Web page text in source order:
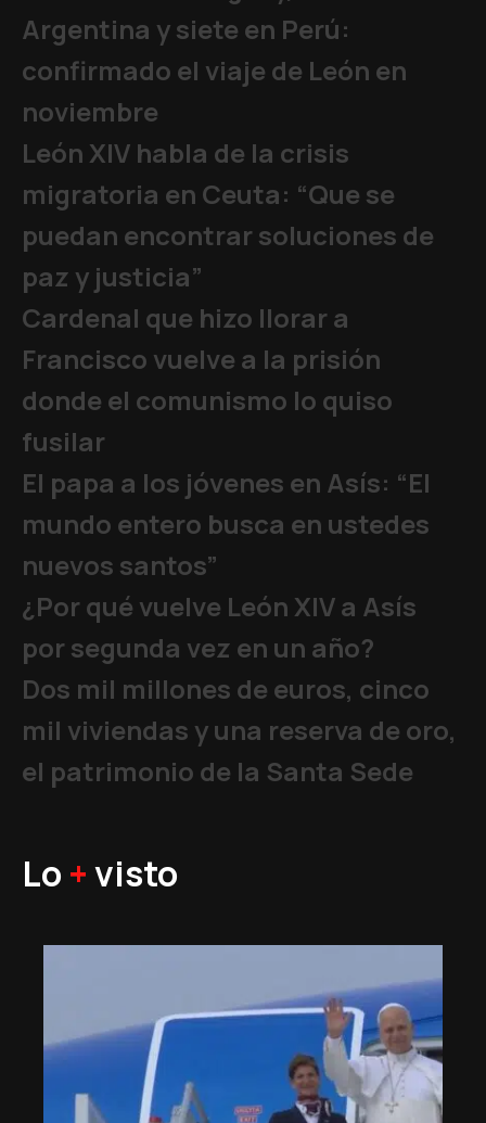
Argentina y siete en Perú:
confirmado el viaje de León en
noviembre
León XIV habla de la crisis
migratoria en Ceuta: “Que se
puedan encontrar soluciones de
paz y justicia”
Cardenal que hizo llorar a
Francisco vuelve a la prisión
donde el comunismo lo quiso
fusilar
El papa a los jóvenes en Asís: “El
mundo entero busca en ustedes
nuevos santos”
¿Por qué vuelve León XIV a Asís
por segunda vez en un año?
Dos mil millones de euros, cinco
mil viviendas y una reserva de oro,
el patrimonio de la Santa Sede
Lo +visto